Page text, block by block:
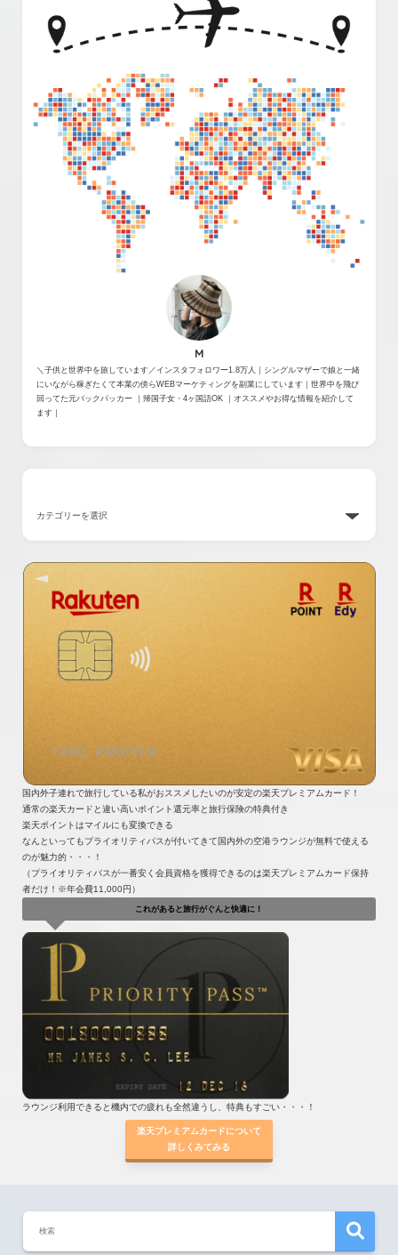
M
＼子供と世界中を旅しています／インスタフォロワー1.8万人｜シングルマザーで娘と一緒
にいながら稼ぎたくて本業の傍らWEBマーケティングを副業にしています｜世界中を飛び
回ってた元バックパッカー ｜帰国子女・4ヶ国語OK ｜オススメやお得な情報を紹介して
ます｜
国内外子連れで旅行している私がおススメしたいのが安定の楽天プレミアムカード！
通常の楽天カードと違い高いポイント還元率と旅行保険の特典付き
楽天ポイントはマイルにも変換できる
なんといってもプライオリティパスが付いてきて国内外の空港ラウンジが無料で使える
のが魅力的・・・！
（プライオリティパスが一番安く会員資格を獲得できるのは楽天プレミアムカード保持
者だけ！※年会費11,000円）
これがあると旅行がぐんと快適に！
ラウンジ利用できると機内での疲れも全然違うし、特典もすごい・・・！
楽天プレミアムカードについて
詳しくみてみる